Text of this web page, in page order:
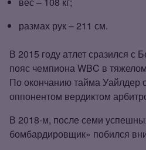
размах рук – 211 см.
В 2015 году атлет сразился с
пояс чемпиона WBC в
По окончанию тайма Уайлдер
оппонентом вердиктом
В 2018‑м, после семи
бомбардировщик» побился